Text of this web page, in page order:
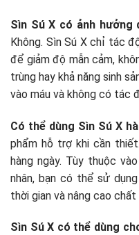
Sìn Sú X có ảnh hưởng
Không. Sìn Sú X chỉ tác
để giảm độ mẫn cảm,
trùng hay khả năng sinh
vào máu và không có tác
Có thể dùng Sìn Sú X
phẩm hỗ trợ khi cần
hàng ngày. Tùy thuộc
nhân, bạn có thể sử
thời gian và nâng cao
Sìn Sú X có thể dùng